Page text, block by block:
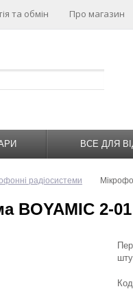
та обмін Про магазин
ВСЕ ДЛЯ
радіосистеми
BOYAMIC 2-01